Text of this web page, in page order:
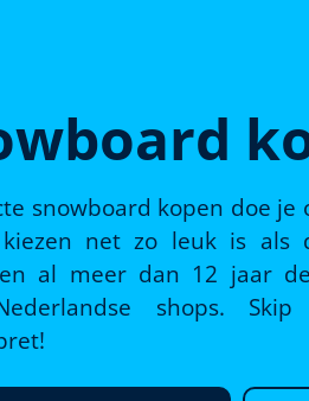
snowboard kopen doe je
net zo leuk is als
al meer dan 12 jaar
shops.